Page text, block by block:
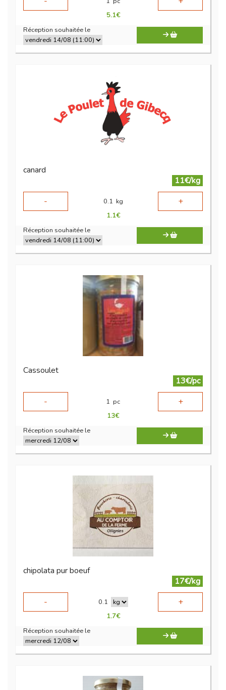
5.1€
Réception souhaitée le
canard
11€/kg
-
0.1 kg +
1.1€
Réception souhaitée le
Cassoulet
13€/pc
-
1 pc +
13€
Réception souhaitée le
chipolata pur boeuf
17€/kg
-
0.1 +
1.7€
Réception souhaitée le